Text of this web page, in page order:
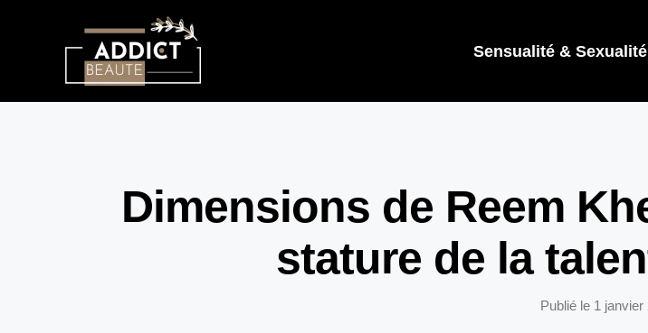
Sensualité & Sexualité
Dimensions de Reem
stature de la
Publié le 1 janvier